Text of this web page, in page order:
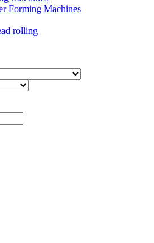
Forming Machines
rolling